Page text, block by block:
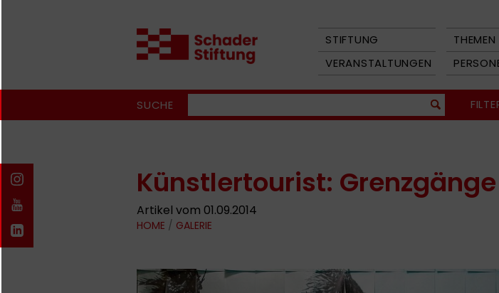
STIFTUNG THEMEN
VERANSTALTUNGEN
SUCHE
Künstlertourist: Grenzgänge
Artikel vom 01.09.2014
HOME / GALERIE